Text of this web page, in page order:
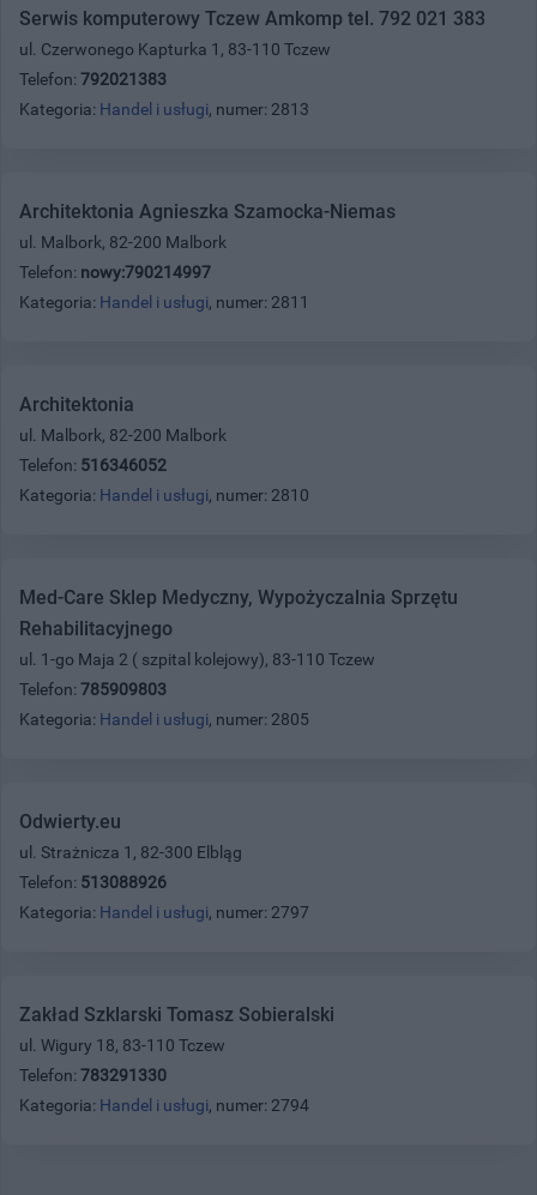
Serwis komputerowy Tczew Amkomp tel. 792 021 383
ul. Czerwonego Kapturka 1, 83-110 Tczew
Telefon: 792021383
Kategoria: Handel i usługi, numer: 2813
Architektonia Agnieszka Szamocka-Niemas
ul. Malbork, 82-200 Malbork
Telefon: nowy:790214997
Kategoria: Handel i usługi, numer: 2811
Architektonia
ul. Malbork, 82-200 Malbork
Telefon: 516346052
Kategoria: Handel i usługi, numer: 2810
Med-Care Sklep Medyczny, Wypożyczalnia Sprzętu
Rehabilitacyjnego
ul. 1-go Maja 2 ( szpital kolejowy), 83-110 Tczew
Telefon: 785909803
Kategoria: Handel i usługi, numer: 2805
Odwierty.eu
ul. Strażnicza 1, 82-300 Elbląg
Telefon: 513088926
Kategoria: Handel i usługi, numer: 2797
Zakład Szklarski Tomasz Sobieralski
ul. Wigury 18, 83-110 Tczew
Telefon: 783291330
Kategoria: Handel i usługi, numer: 2794